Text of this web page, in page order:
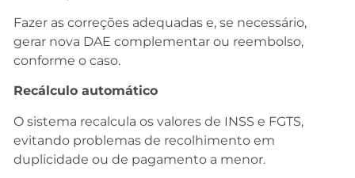
Fazer as correções adequadas e, se necessário,
gerar nova DAE complementar ou reembolso,
conforme o caso.
Recálculo automático
O sistema recalcula os valores de INSS e FGTS,
evitando problemas de recolhimento em
duplicidade ou de pagamento a menor.